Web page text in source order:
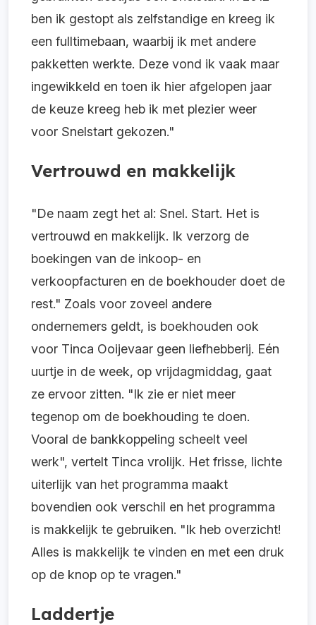
ben ik gestopt als zelfstandige en kreeg ik
een fulltimebaan, waarbij ik met andere
pakketten werkte. Deze vond ik vaak maar
ingewikkeld en toen ik hier afgelopen jaar
de keuze kreeg heb ik met plezier weer
voor Snelstart gekozen."
Vertrouwd en makkelijk
"De naam zegt het al: Snel. Start. Het is
vertrouwd en makkelijk. Ik verzorg de
boekingen van de inkoop- en
verkoopfacturen en de boekhouder doet de
rest." Zoals voor zoveel andere
ondernemers geldt, is boekhouden ook
voor Tinca Ooijevaar geen liefhebberij. Eén
uurtje in de week, op vrijdagmiddag, gaat
ze ervoor zitten. "Ik zie er niet meer
tegenop om de boekhouding te doen.
Vooral de bankkoppeling scheelt veel
werk", vertelt Tinca vrolijk. Het frisse, lichte
uiterlijk van het programma maakt
bovendien ook verschil en het programma
is makkelijk te gebruiken. "Ik heb overzicht!
Alles is makkelijk te vinden en met een druk
op de knop op te vragen."
Laddertje